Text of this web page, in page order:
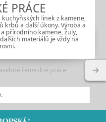
PRÁCE
linek z kamene,
krbů a další úkony. Výroba a
přírodního kamene, žuly,
materiálů je vždy na
řemeslné práce